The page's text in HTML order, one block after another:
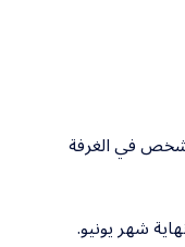
في الغرفة
شهر يونيو.